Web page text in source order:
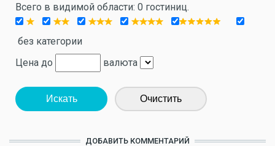
Всего в видимой области: 0 гостиниц.
без категории
Цена до
валюта
Искать Очистить
ДОБАВИТЬ КОММЕНТАРИЙ